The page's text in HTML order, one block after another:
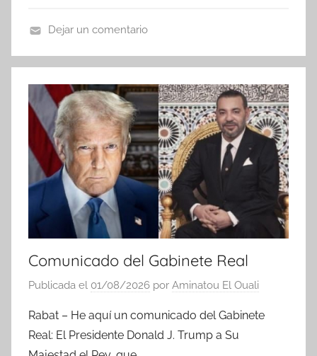
o
t
i
a
Dejar un comentario
Comunicado del Gabinete Real
Publicada el 01/08/2026 por Aminatou El Ouali
Rabat – He aquí un comunicado del Gabinete
Real: El Presidente Donald J. Trump a Su